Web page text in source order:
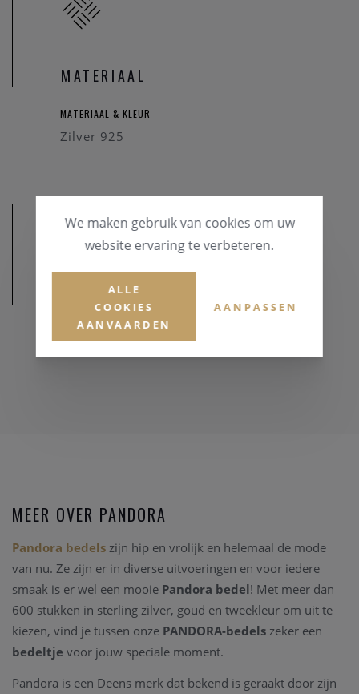
MATERIAAL
MATERIAAL & KLEUR
Zilver 925
AFMETINGEN
MEER OVER PANDORA
Pandora bedels zijn hip en vrolijk en helemaal de mode
van nu. Ze zijn er in diverse uitvoeringen en voor iedere
smaak is er wel een mooie Pandora bedel! Met meer dan
600 stukken in sterling zilver, goud en tweekleur om uit te
kiezen, vind je tussen onze PANDORA-bedels zeker een
bedeltje voor jouw speciale moment.
Pandora is een Deens merk dat bekend is geraakt door zijn
We maken gebruik van cookies om uw
website ervaring te verbeteren.
ALLE
COOKIES
AANVAARDEN
AANPASSEN